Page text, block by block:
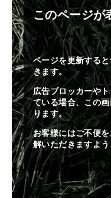
このページが
ページを更新する
きます。
広告ブロッカーや
ている場合、この
ります。
お客様にはご不便
解いただきますよ